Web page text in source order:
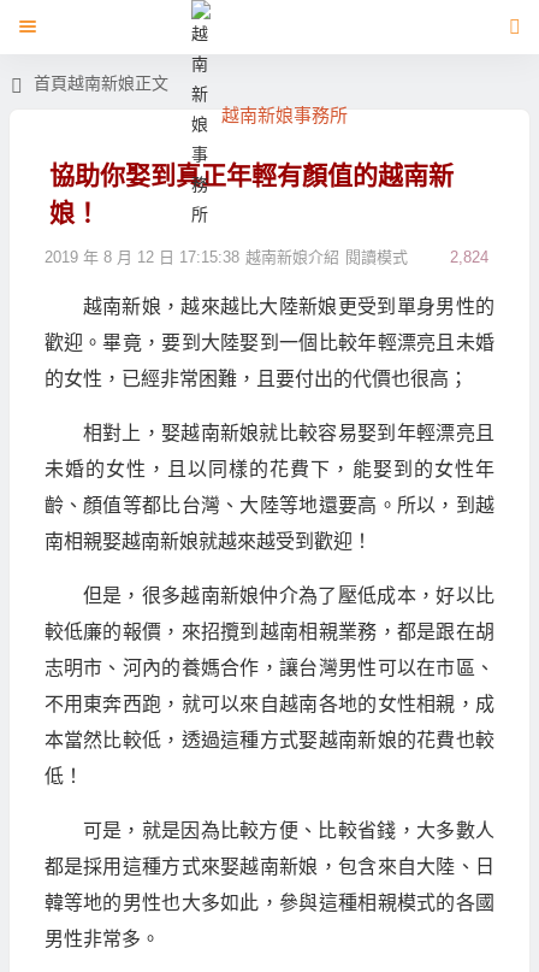
越南新娘事務所
首頁越南新娘正文
協助你娶到真正年輕有顏值的越南新
娘！
2019 年 8 月 12 日 17:15:38 越南新娘介紹 2,824
閱讀模式
越南新娘，越來越比大陸新娘更受到單身男性的
歡迎。畢竟，要到大陸娶到一個比較年輕漂亮且未婚
的女性，已經非常困難，且要付出的代價也很高；
相對上，娶越南新娘就比較容易娶到年輕漂亮且
未婚的女性，且以同樣的花費下，能娶到的女性年
齡、顏值等都比台灣、大陸等地還要高。所以，到越
南相親娶越南新娘就越來越受到歡迎！
但是，很多越南新娘仲介為了壓低成本，好以比
較低廉的報價，來招攬到越南相親業務，都是跟在胡
志明市、河內的養媽合作，讓台灣男性可以在市區、
不用東奔西跑，就可以來自越南各地的女性相親，成
本當然比較低，透過這種方式娶越南新娘的花費也較
低！
可是，就是因為比較方便、比較省錢，大多數人
都是採用這種方式來娶越南新娘，包含來自大陸、日
韓等地的男性也大多如此，參與這種相親模式的各國
男性非常多。